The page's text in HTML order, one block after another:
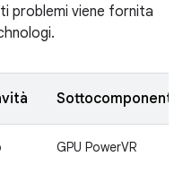
problemi viene fornita
Sottocomponente
GPU PowerVR